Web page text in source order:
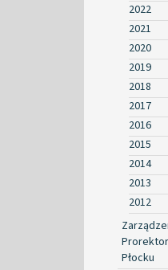
2022
2021
2020
2019
2018
2017
2016
2015
2014
2013
2012
Płocku